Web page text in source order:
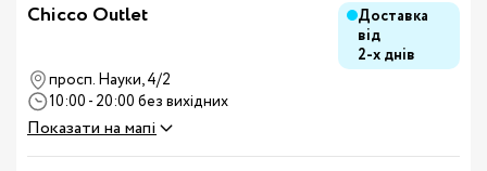
Chicco Outlet
Доставка
від
2-х днів
просп. Науки, 4/2
10:00 - 20:00 без вихідних
Показати на мапі